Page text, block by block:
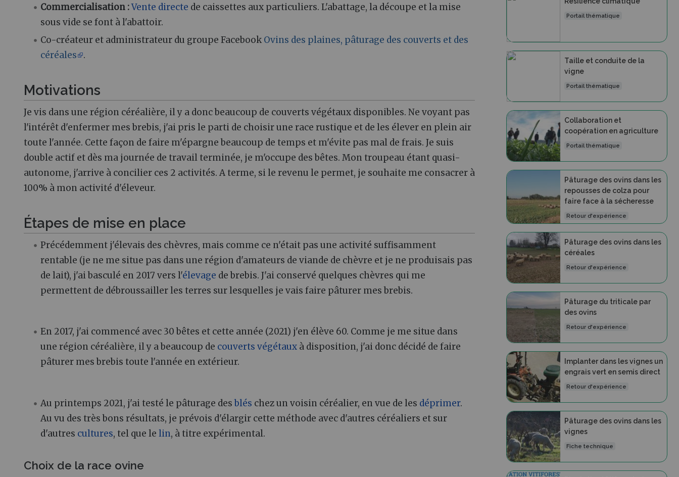
Commercialisation :Vente directe de caissettes aux particuliers. L'abattage, la découpe et la mise
sous vide se font à l'abattoir.
Co-créateur et administrateur du groupe Facebook Ovins des plaines, pâturage des couverts et des
céréales
.
Motivations
Je vis dans une région céréalière, il y a donc beaucoup de couverts végétaux disponibles. Ne voyant pas
l'intérêt d'enfermer mes brebis, j'ai pris le parti de choisir une race rustique et de les élever en plein air
toute l'année. Cette façon de faire m'épargne beaucoup de temps et m'évite pas mal de frais. Je suis
double actif et dès ma journée de travail terminée, je m'occupe des bêtes. Mon troupeau étant quasi-
autonome, j'arrive à concilier ces 2 activités. A terme, si le revenu le permet, je souhaite me consacrer à
100% à mon activité d'éleveur.
Étapes de mise en place
Précédemment j'élevais des chèvres, mais comme ce n'était pas une activité suffisamment
rentable (je ne me situe pas dans une région d'amateurs de viande de chèvre et je ne produisais pas
de lait), j'ai basculé en 2017 vers l'élevage de brebis. J'ai conservé quelques chèvres qui me
permettent de débroussailler les terres sur lesquelles je vais faire pâturer mes brebis.
En 2017, j'ai commencé avec 30 bêtes et cette année (2021) j'en élève 60. Comme je me situe dans
une région céréalière, il y a beaucoup de couverts végétaux à disposition, j'ai donc décidé de faire
pâturer mes brebis toute l'année en extérieur.
Au printemps 2021, j'ai testé le pâturage desblés chez un voisin céréalier, en vue de les déprimer.
Au vu des très bons résultats, je prévois d'élargir cette méthode avec d'autres céréaliers et sur
d'autres cultures, tel que lelin, à titre expérimental.
Choix de la race ovine
Portail thématique
Taille et conduite de la
vigne
Portail thématique
Collaboration et
coopération en agriculture
Portail thématique
Pâturage des ovins dans les
repousses de colza pour
faire face à la sécheresse
Retour d'expérience
Pâturage des ovins dans les
céréales
Retour d'expérience
Pâturage du triticale par
des ovins
Retour d'expérience
Implanter dans les vignes un
engrais vert en semis direct
Retour d'expérience
Pâturage des ovins dans les
vignes
Fiche technique